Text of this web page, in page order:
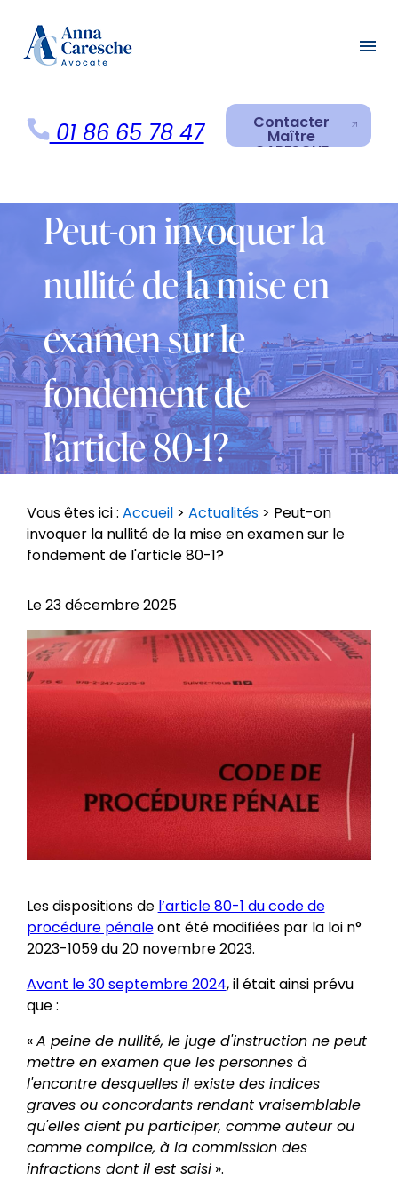
menu
01 86 65 78 47 Contacter
Maître
CARESCHE
Contacter
Peut-on invoquer la
nullité de la mise en
examen sur le
fondement de
l'article 80-1?
Vous êtes ici : Accueil> Actualités> Peut-on
invoquer la nullité de la mise en examen sur le
fondement de l'article 80-1?
Le23 décembre 2025
Les dispositions de l’article 80-1 du code de
procédure pénaleont été modifiées par la loi n°
2023-1059 du 20 novembre 2023.
Avant le 30 septembre 2024, il était ainsi prévu
que :
«A peine de nullité, le juge d'instruction ne peut
mettre en examen que les personnes à
l'encontre desquelles il existe des indices
graves ou concordants rendant vraisemblable
qu'elles aient pu participer, comme auteur ou
comme complice, à la commission des
infractions dont il est saisi».